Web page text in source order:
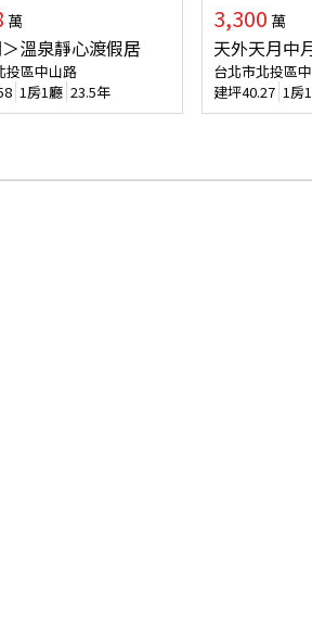
萬
溫泉靜心渡假居
投區中山路
1房1廳 23.5年
3,300 萬
天外天月中
台北市北投區
建坪40.27 1房